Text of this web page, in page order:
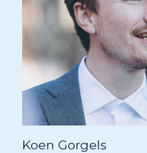
Koen Gorgels